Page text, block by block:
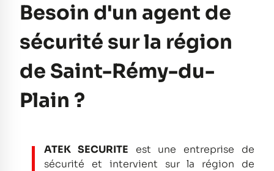
Besoin d'un agent de
sécurité sur la région
de Saint-Rémy-du-
Plain ?
ATEK SECURITE est une entreprise de
sécurité et intervient sur la région de